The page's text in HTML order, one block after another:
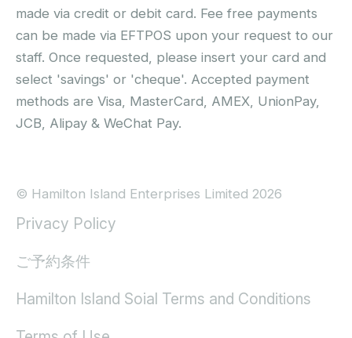
made via credit or debit card. Fee free payments
can be made via EFTPOS upon your request to our
staff. Once requested, please insert your card and
select 'savings' or 'cheque'. Accepted payment
methods are Visa, MasterCard, AMEX, UnionPay,
JCB, Alipay & WeChat Pay.
© Hamilton Island Enterprises Limited 2026
Privacy Policy
ご予約条件
Hamilton Island Soial Terms and Conditions